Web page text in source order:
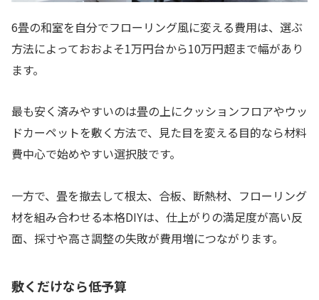
6畳の和室を自分でフローリング風に変える費用は、選ぶ
方法によっておおよそ1万円台から10万円超まで幅があり
ます。
最も安く済みやすいのは畳の上にクッションフロアやウッ
ドカーペットを敷く方法で、見た目を変える目的なら材料
費中心で始めやすい選択肢です。
一方で、畳を撤去して根太、合板、断熱材、フローリング
材を組み合わせる本格DIYは、仕上がりの満足度が高い反
面、採寸や高さ調整の失敗が費用増につながります。
敷くだけなら低予算